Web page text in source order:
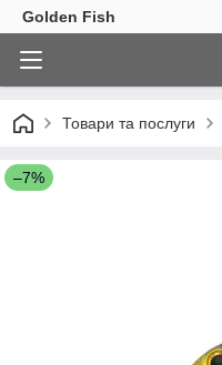
Golden Fish
Товари та послуги
–7%